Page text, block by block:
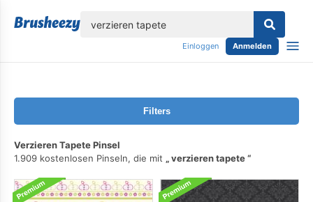
Einloggen Anmelden
Filters
Verzieren Tapete Pinsel
1.909 kostenlosen Pinseln, die mit
verzieren tapete